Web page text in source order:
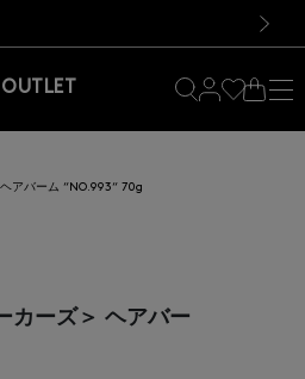
OUTLET
アバーム “NO.993“ 70g
カーズ＞ ヘアバー